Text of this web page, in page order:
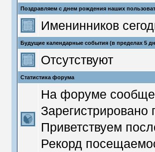
Поздравляем с днем рождения наших
Именинников
Будущие календарные события (в пределах 5
Отсутствуют
Статистика форума
На форуме
Зарегистрировано
Приветствуем
Рекорд